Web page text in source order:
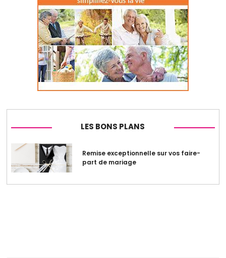
LES BONS PLANS
Remise exceptionnelle sur vos faire-
part de mariage